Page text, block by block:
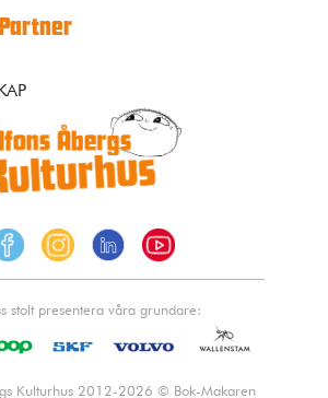
stolt presentera våra grundare:
Kulturhus 2012-2026 © Bok-Makaren